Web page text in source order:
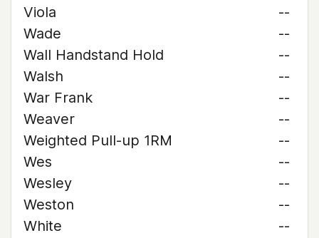
Viola
--
Wade
--
Wall Handstand Hold
--
Walsh
--
War Frank
--
Weaver
--
Weighted Pull-up 1RM
--
Wes
--
Wesley
--
Weston
--
White
--